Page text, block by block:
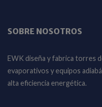
SOBRE NOSOTROS
EWK diseña y fabrica torres
evaporativos y equipos
alta eficiencia energética.